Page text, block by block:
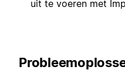
uit te voeren met